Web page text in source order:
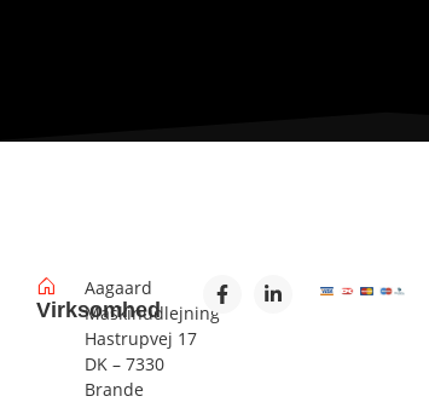
Virksomhed
Aagaard
Maskinudlejning
Hastrupvej 17
DK – 7330
Brande